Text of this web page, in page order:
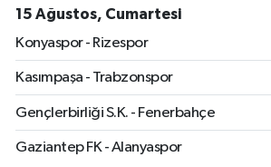
15 Ağustos, Cumartesi
Konyaspor - Rizespor
Kasımpaşa - Trabzonspor
Gençlerbirliği S.K. - Fenerbahçe
Gaziantep FK - Alanyaspor